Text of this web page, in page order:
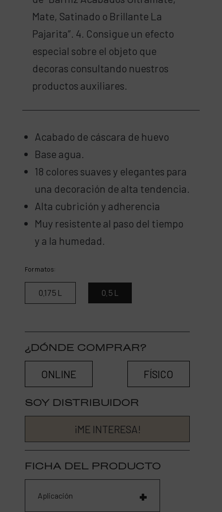
Mate, Satinado o Brillante La
Pajarita”. 4. Consigue un efecto
especial sobre el objeto que
decoras consultando nuestros
productos auxiliares.
Acabado de cáscara de huevo
Base agua.
18 colores suaves y elegantes para
una decoración de alta tendencia.
Alta cubrición y adherencia
Muy resistente al paso del tiempo
y a la humedad.
Formatos:
0,175 L 0,5 L
¿DÓNDE COMPRAR?
ONLINE FÍSICO
SOY DISTRIBUIDOR
¡ME INTERESA!
FICHA DEL PRODUCTO
Aplicación